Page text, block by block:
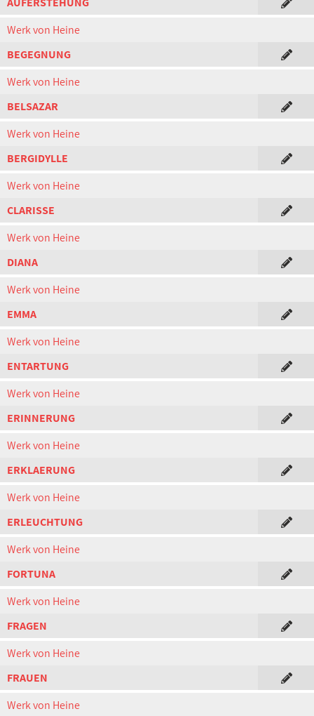
Werk von Heine
BEGEGNUNG
Werk von Heine
BELSAZAR
Werk von Heine
BERGIDYLLE
Werk von Heine
CLARISSE
Werk von Heine
DIANA
Werk von Heine
EMMA
Werk von Heine
ENTARTUNG
Werk von Heine
ERINNERUNG
Werk von Heine
ERKLAERUNG
Werk von Heine
ERLEUCHTUNG
Werk von Heine
FORTUNA
Werk von Heine
FRAGEN
Werk von Heine
FRAUEN
Werk von Heine